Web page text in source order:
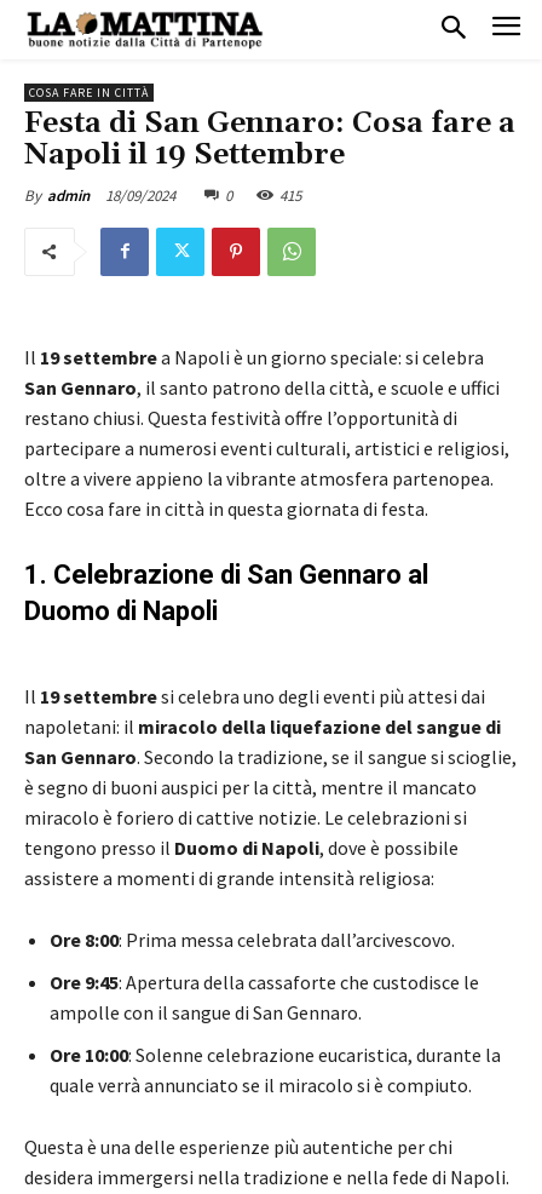
COSA FARE IN CITTÀ
Festa di San Gennaro: Cosa fare a
Napoli il 19 Settembre
By admin 18/09/2024 0 415
Il 19 settembrea Napoli è un giorno speciale: si celebra
San Gennaro, il santo patrono della città, e scuole e uffici
restano chiusi. Questa festività offre l’opportunità di
partecipare a numerosi eventi culturali, artistici e religiosi,
oltre a vivere appieno la vibrante atmosfera partenopea.
Ecco cosa fare in città in questa giornata di festa.
1. Celebrazione di San Gennaro al
Duomo di Napoli
Il 19 settembresi celebra uno degli eventi più attesi dai
napoletani: il miracolo della liquefazione del sangue di
San Gennaro. Secondo la tradizione, se il sangue si scioglie,
è segno di buoni auspici per la città, mentre il mancato
miracolo è foriero di cattive notizie. Le celebrazioni si
tengono presso il Duomo di Napoli, dove è possibile
assistere a momenti di grande intensità religiosa:
Ore 8:00: Prima messa celebrata dall’arcivescovo.
Ore 9:45: Apertura della cassaforte che custodisce le
ampolle con il sangue di San Gennaro.
Ore 10:00: Solenne celebrazione eucaristica, durante la
quale verrà annunciato se il miracolo si è compiuto.
Questa è una delle esperienze più autentiche per chi
desidera immergersi nella tradizione e nella fede di Napoli.